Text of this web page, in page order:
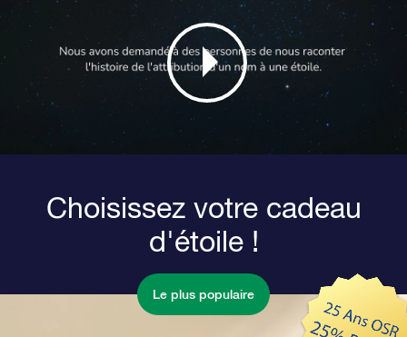
Choisissez votre cadeau
d'étoile !
Le plus populaire